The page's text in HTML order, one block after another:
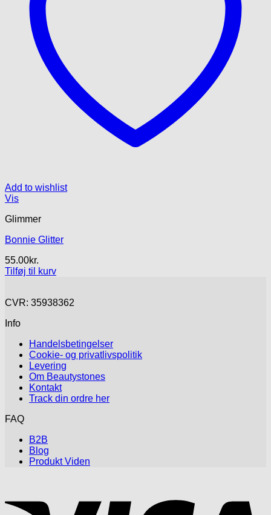
Add to wishlist
Vis
Glimmer
Bonnie Glitter
55.00kr.
Tilføj til kurv
CVR: 35938362
Info
Handelsbetingelser
Cookie- og privatlivspolitik
Levering
Om Beautystones
Kontakt
Track din ordre her
FAQ
B2B
Blog
Produkt Viden